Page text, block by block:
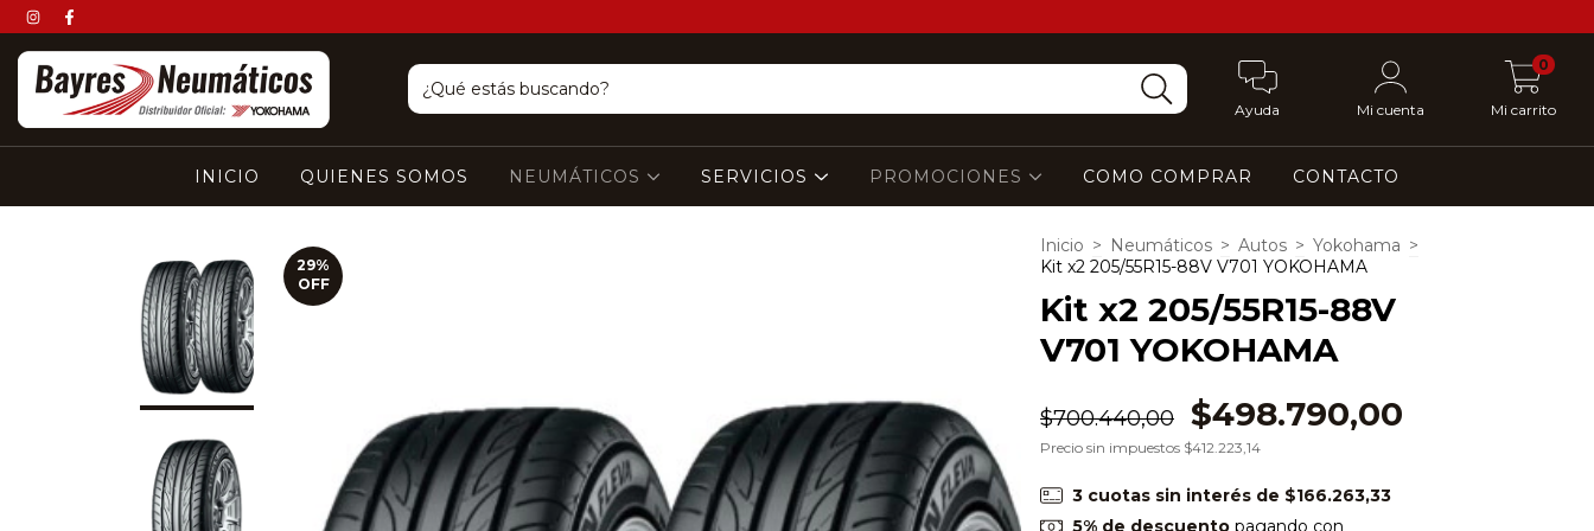
Ayuda Mi cuenta Mi carrito
0
INICIO QUIENES SOMOS NEUMÁTICOS SERVICIOS PROMOCIONES COMO COMPRAR CONTACTO
29%
OFF
Inicio > Neumáticos > Autos > Yokohama >
Kit x2 205/55R15-88V V701 YOKOHAMA
Kit x2 205/55R15-88V
V701 YOKOHAMA
$700.440,00 $498.790,00
Precio sin impuestos $412.223,14
3 cuotas sin interés de $166.263,33
5% de descuentopagando con